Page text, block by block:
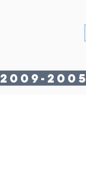
2009-2005